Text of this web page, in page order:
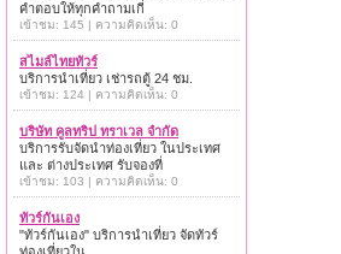
คำตอบให้ทุกคำถามเกี่
เข้าชม: 145 | ความคิดเห็น: 0
สไมล์ไทยทัวร์
บริการนำเที่ยว เช่ารถตู้ 24 ชม.
เข้าชม: 124 | ความคิดเห็น: 0
บริษัท คูลทริป ทราเวล จำกัด
บริการรับจัดนำท่องเที่ยว ในประเทศ
และ ต่างประเทศ รับจองที่
เข้าชม: 103 | ความคิดเห็น: 0
ทัวร์กันเอง
"ทัวร์กันเอง" บริการนำเที่ยว จัดทัวร์